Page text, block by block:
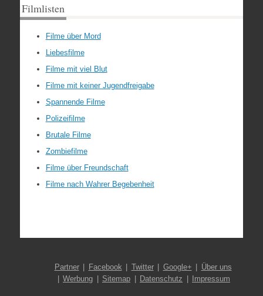
Filmlisten
Filme über Mord
Liebesfilme
Filme mit viel Blut
Filme mit keiner Jugendfreigabe
Spannende Filme
Polizeifilme
Brutale Filme
Zombiefilme
Filme über Freundschaft
Filme nach Wahrer Begebenheit
Partner Facebook Twitter Google+
Über uns
Werbung
Sitemap Datenschutz Impressum